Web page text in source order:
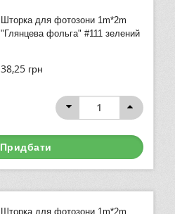
Шторка для фотозони 1m*2m
"Глянцева фольга" #111 зелений
38,25 грн
Придбати
Шторка для фотозони 1m*2m